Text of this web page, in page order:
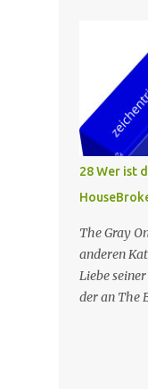
verrät,
hat. Das
sagt Wolf,
getötet
Wer hat
Ghosts?"
Drehbuch
USA July
Serie spielt
sind, aber
werden
Gruppe
alle an
angeführt
28 Wer ist
The Gray
anderen
Liebe
der an The